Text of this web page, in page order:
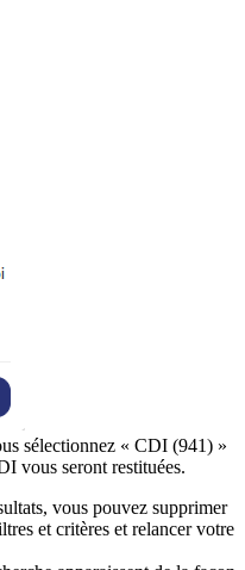
sélectionnez « CDI (941) »
vous seront restituées.
vous pouvez supprimer
et critères et relancer votre